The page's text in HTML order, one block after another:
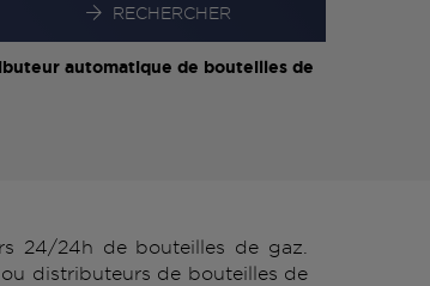
RECHERCHER
automatique de bouteilles de
24/24h de bouteilles de gaz.
distributeurs de bouteilles de